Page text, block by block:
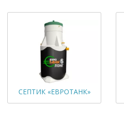
СЕПТИК «ЕВРОТАНК»